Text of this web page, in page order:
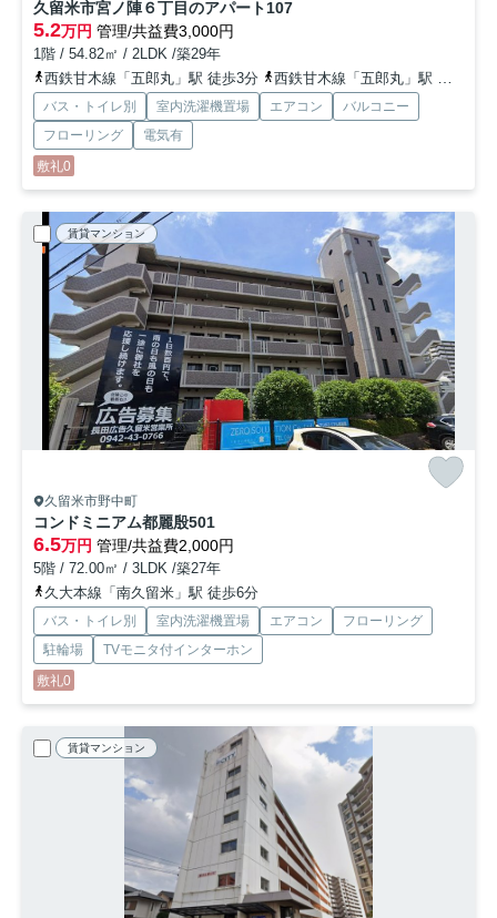
久留米市宮ノ陣６丁目のアパート107
5.2万円 管理/共益費3,000円
1階 / 54.82㎡ / 2LDK /築29年
西鉄甘木線「五郎丸」駅 徒歩3分
西鉄甘木線「五郎丸」駅 徒歩3分
バス・トイレ別 室内洗濯機置場 エアコン
バルコニー
フローリング
電気有
敷礼0
賃貸マンション
久留米市野中町
コンドミニアム都麗殷501
6.5万円 管理/共益費2,000円
5階 / 72.00㎡ / 3LDK /築27年
久大本線「南久留米」駅 徒歩6分
バス・トイレ別 室内洗濯機置場 エアコン
フローリング
駐輪場
TVモニタ付インターホン
敷礼0
賃貸マンション